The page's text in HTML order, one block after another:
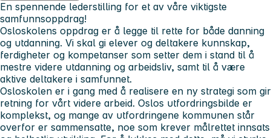
En spennende lederstilling for et av våre viktigste
samfunnsoppdrag!
Osloskolens oppdrag er å legge til rette for både danning
og utdanning. Vi skal gi elever og deltakere kunnskap,
ferdigheter og kompetanser som setter dem i stand til å
mestre videre utdanning og arbeidsliv, samt til å være
aktive deltakere i samfunnet.
Osloskolen er i gang med å realisere en ny strategi som gir
retning for vårt videre arbeid. Oslos utfordringsbilde er
komplekst, og mange av utfordringene kommunen står
overfor er sammensatte, noe som krever målrettet innsats